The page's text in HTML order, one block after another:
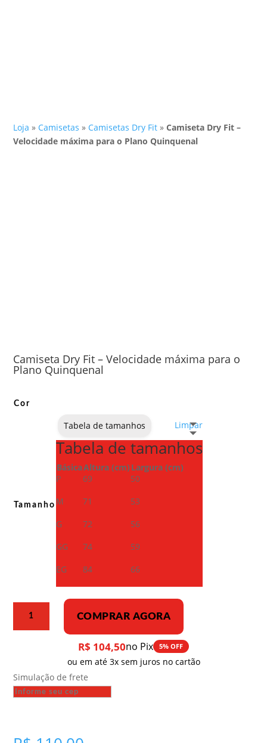
Loja » Camisetas » Camisetas Dry Fit »Camiseta Dry Fit –
Velocidade máxima para o Plano Quinquenal
Camiseta Dry Fit – Velocidade máxima para o
Plano Quinquenal
Cor
Tamanho
Limpar
Tabela de tamanhos
Tabela de tamanhos
BásicaAltura (cm) Largura (cm)
P
69
50
M
71
53
G
72
56
GG
74
59
EG
84 66
máxima
para
COMPRAR AGORA
R$ 104,50no Pix 5% OFF
ou em até 3x sem juros no cartão
Simulação de frete